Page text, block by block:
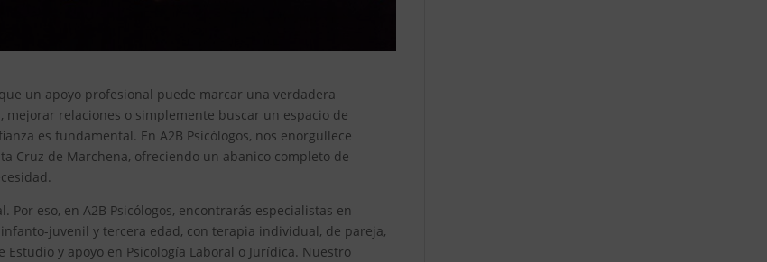
un apoyo profesional puede marcar una verdadera
relaciones o simplemente buscar un espacio de
es fundamental. En A2B Psicólogos, nos enorgullece
Cruz de Marchena, ofreciendo un abanico completo de
eso, en A2B Psicólogos, encontrarás especialistas en
juvenil y tercera edad, con terapia individual, de pareja,
y apoyo en Psicología Laboral o Jurídica. Nuestro